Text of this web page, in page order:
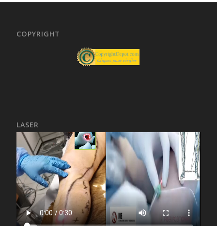
COPYRIGHT
LASER